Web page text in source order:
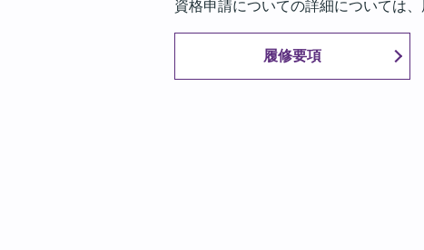
資格申請についての詳細については
履修要項